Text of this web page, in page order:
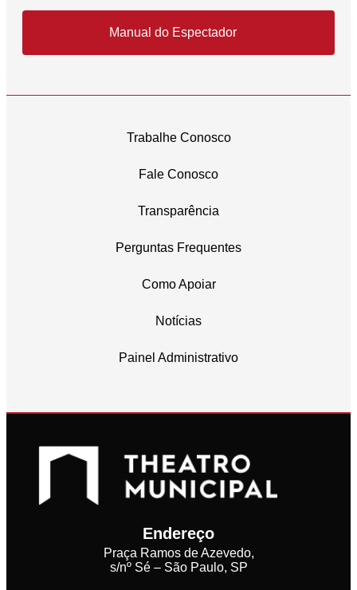
Manual do Espectador
Trabalhe Conosco
Fale Conosco
Transparência
Perguntas Frequentes
Como Apoiar
Notícias
Painel Administrativo
Endereço
Praça Ramos de Azevedo,
s/nº Sé – São Paulo, SP